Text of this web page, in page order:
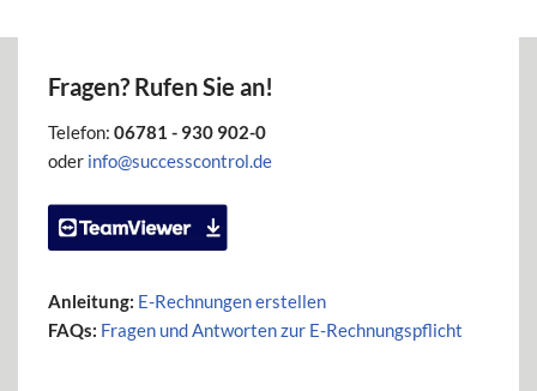
Fragen? Rufen Sie an!
Telefon: 06781 - 930 902-0
oder info@successcontrol.de
Anleitung: E-Rechnungen erstellen
FAQs: Fragen und Antworten zur E-Rechnungspflicht